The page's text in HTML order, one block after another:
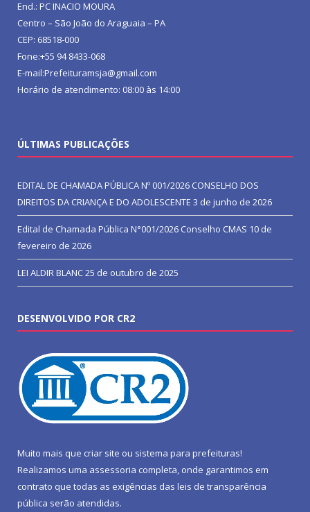
End.: PC INACIO MOURA
Centro – São João do Araguaia – PA
CEP: 68518-000
Fone:+55 94 8433-068
E-mail:Prefeituramsja@gmail.com
Horário de atendimento: 08:00 às 14:00
ÚLTIMAS PUBLICAÇÕES
EDITAL DE CHAMADA PÚBLICA Nº 001/2026 CONSELHO DOS
DIREITOS DA CRIANÇA E DO ADOLESCENTE 3 de junho de 2026
Edital de Chamada Pública N°001/2026 Conselho CMAS 10 de
fevereiro de 2026
LEI ALDIR BLANC25 de outubro de 2025
DESENVOLVIDO POR CR2
Muito mais que criar site ou sistema para prefeituras!
Realizamos uma assessoria completa, onde garantimos em
contrato que todas as exigências das leis de transparência
pública serão atendidas.